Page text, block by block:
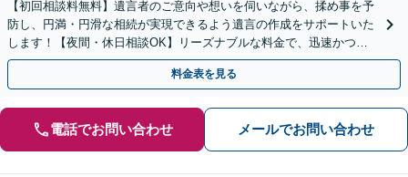
【初回相談料無料】遺言者のご意向や想いを伺いながら、揉め事を予
防し、円満・円滑な相続が実現できるよう遺言の作成をサポートいた
します！【夜間・休日相談OK】リーズナブルな料金で、迅速かつス
ピーディーにまごころを持って対応させて頂きます。
料金表を見る
電話でお問い合わせ メールでお問い合わせ